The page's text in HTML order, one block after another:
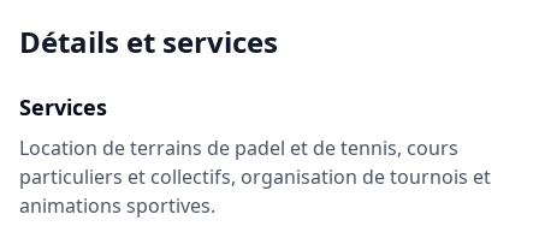
Détails et services
Services
Location de terrains de padel et de tennis, cours
particuliers et collectifs, organisation de tournois et
animations sportives.